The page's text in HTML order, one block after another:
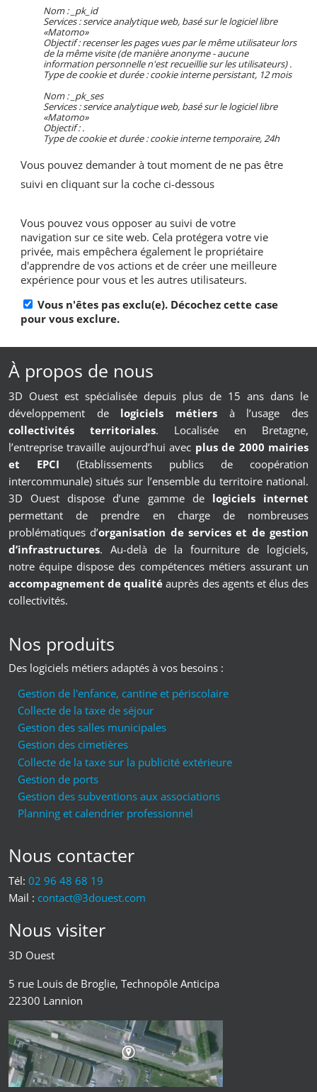
Nom : _pk_id
Services : service analytique web, basé sur le logiciel libre
«Matomo»
Objectif : recenser les pages vues par le même utilisateur lors
de la même visite (de manière anonyme - aucune
information personnelle n'est recueillie sur les utilisateurs) .
Type de cookie et durée : cookie interne persistant, 12 mois
Nom : _pk_ses
Services : service analytique web, basé sur le logiciel libre
«Matomo»
Objectif : .
Type de cookie et durée : cookie interne temporaire, 24h
Vous pouvez demander à tout moment de ne pas être
suivi en cliquant sur la coche ci-dessous
À propos de nous
3D Ouest est spécialisée depuis plus de 15 ans dans le
développement de logiciels métiers à l’usage des
collectivités territoriales. Localisée en Bretagne,
l’entreprise travaille aujourd’hui avec plus de 2000 mairies
et EPCI (Etablissements publics de coopération
intercommunale) situés sur l’ensemble du territoire national.
3D Ouest dispose d’une gamme de logiciels internet
permettant de prendre en charge de nombreuses
problématiques d’organisation de services et de gestion
d’infrastructures. Au-delà de la fourniture de logiciels,
notre équipe dispose des compétences métiers assurant un
accompagnement de qualitéauprès des agents et élus des
collectivités.
Nos produits
Des logiciels métiers adaptés à vos besoins :
Gestion de l'enfance, cantine et périscolaire
Collecte de la taxe de séjour
Gestion des salles municipales
Gestion des cimetières
Collecte de la taxe sur la publicité extérieure
Gestion de ports
Gestion des subventions aux associations
Planning et calendrier professionnel
Nous contacter
Tél: 02 96 48 68 19
Mail : moc.tseuod3@tcatnoc
Nous visiter
3D Ouest
5 rue Louis de Broglie, Technopôle Anticipa
22300 Lannion